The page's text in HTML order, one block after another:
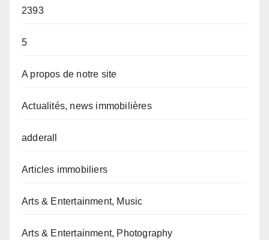
2393
5
A propos de notre site
Actualités, news immobilières
adderall
Articles immobiliers
Arts & Entertainment, Music
Arts & Entertainment, Photography